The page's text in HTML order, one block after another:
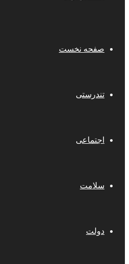
صفحه نخست
تندرستی
اجتماعی
سلامت
دولت